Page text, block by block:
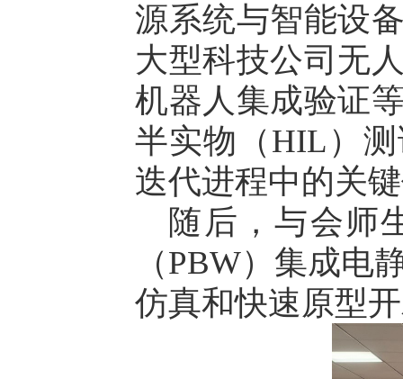
源系统与智能设
大型科技公司无
机器人集成验证
半实物（HIL）
迭代进程中的关
随后，与会师
（PBW）集成电
仿真和快速原型